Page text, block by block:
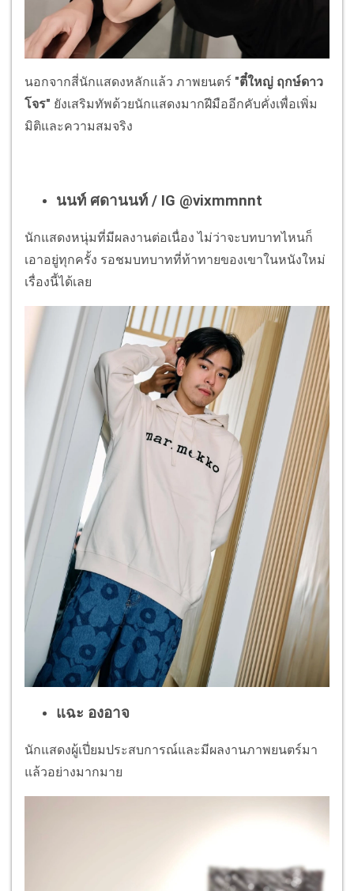
นอกจากสี่นักแสดงหลักแล้ว ภาพยนตร์ "ตี๋ใหญ่ ฤกษ์ดาว
โจร" ยังเสริมทัพด้วยนักแสดงมากฝีมืออีกคับคั่งเพื่อเพิ่ม
มิติและความสมจริง
นนท์ ศดานนท์ / IG @vixmmnnt
นักแสดงหนุ่มที่มีผลงานต่อเนื่อง ไม่ว่าจะบทบาทไหนก็
เอาอยู่ทุกครั้ง รอชมบทบาทที่ท้าทายของเขาในหนังใหม่
เรื่องนี้ได้เลย
แฉะ องอาจ
นักแสดงผู้เปี่ยมประสบการณ์และมีผลงานภาพยนตร์มา
แล้วอย่างมากมาย